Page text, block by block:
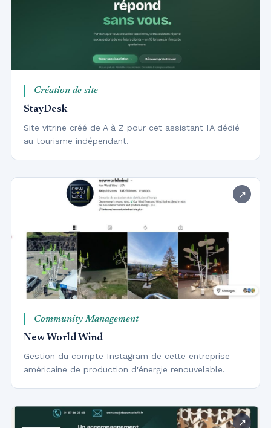
Création de site
StayDesk
Site vitrine créé de A à Z pour cet assistant IA dédié
au tourisme indépendant.
Community Management
New World Wind
Gestion du compte Instagram de cette entreprise
américaine de production d'énergie renouvelable.